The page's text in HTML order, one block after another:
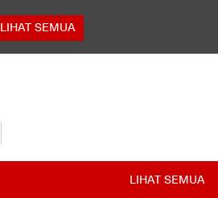
LIHAT SEMUA
LIHAT SEMUA